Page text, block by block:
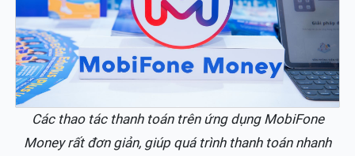
Các thao tác thanh toán trên ứng dụng MobiFone
Money rất đơn giản, giúp quá trình thanh toán nhanh